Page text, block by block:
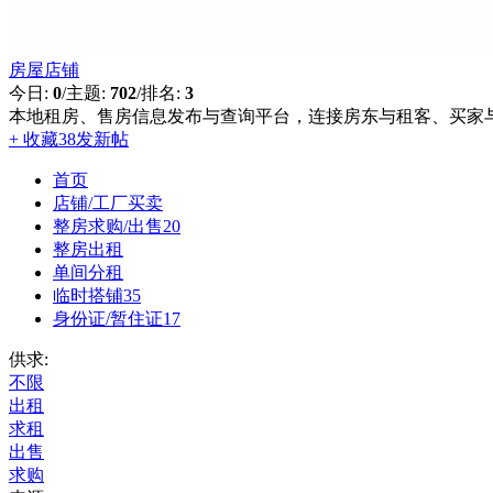
房屋店铺
今日: 0/主题: 702/排名: 3
本地租房、售房信息发布与查询平台，连接房东与租客、买家
+ 收藏38发新帖
首页
店铺/工厂买卖
整房求购/出售20
整房出租
单间分租
临时搭铺35
身份证/暂住证17
供求:
不限
出租
求租
出售
求购